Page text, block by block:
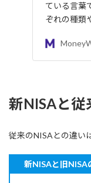
ている言葉
ぞれの種類
新NISAと従
従来のNISAとの違い
新NISAと旧NISA